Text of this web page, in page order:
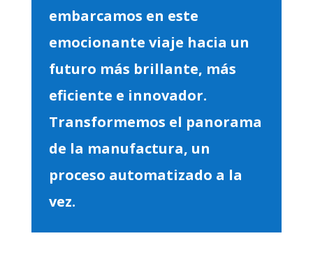
embarcamos en este
emocionante viaje hacia un
futuro más brillante, más
eficiente e innovador.
Transformemos el panorama
de la manufactura, un
proceso automatizado a la
vez.